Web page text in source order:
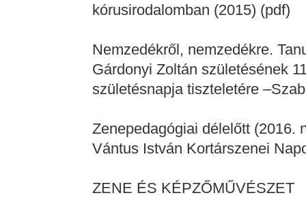
kórusirodalomban (2015) (pdf)
Nemzedékről, nemzedékre.
Gárdonyi Zoltán születésének
születésnapja tiszteletére
Zenepedagógiai délelőtt (2016.
Vántus István Kortárszenei
ZENE ÉS KÉPZŐMŰVÉSZET